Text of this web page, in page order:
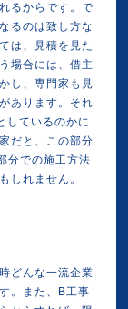
るからです。で
るのは致し方な
は、見積を見た
場合には、借主
し、専門家も見
あります。それ
しているのかに
だと、この部分
分での施工方法
しれません。
どんな一流企業
。また、B工事